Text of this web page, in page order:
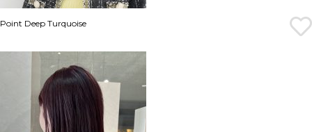
Point Deep Turquoise